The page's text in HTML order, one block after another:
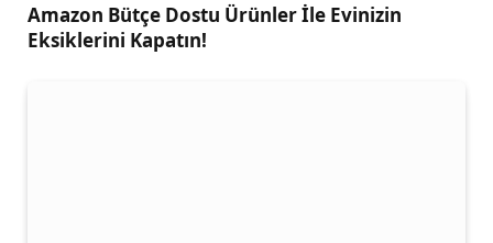
Amazon Bütçe Dostu Ürünler İle Evinizin
Eksiklerini Kapatın!